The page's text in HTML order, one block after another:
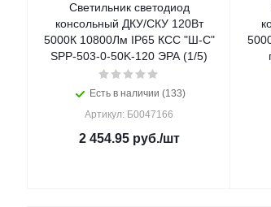
Светильник светодиод
консольный ДКУ/СКУ 120Вт
5000К 10800Лм IP65 КСС "Ш-С"
SPP-503-0-50K-120 ЭРА (1/5)
Есть в наличии (133)
Артикул: Б0047166
2 454.95руб./шт